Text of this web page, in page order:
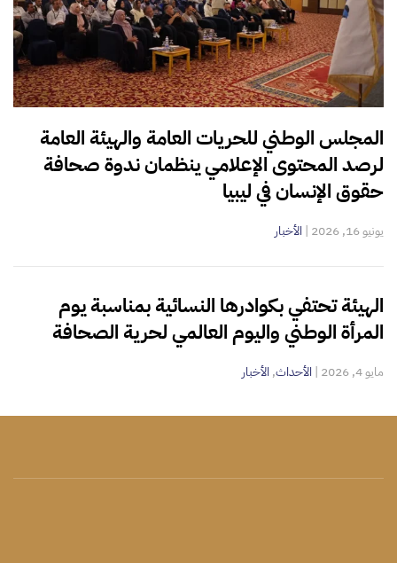
المجلس الوطني للحريات العامة والهيئة العامة
لرصد المحتوى الإعلامي ينظمان ندوة صحافة
حقوق الإنسان في ليبيا
يونيو 16, 2026 | الأخبار
الهيئة تحتفي بكوادرها النسائية بمناسبة يوم
المرأة الوطني واليوم العالمي لحرية الصحافة
مايو 4, 2026 | الأحداث, الأخبار